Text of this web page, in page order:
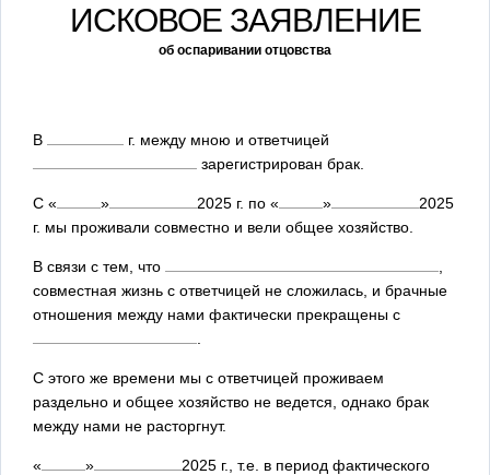
ИСКОВОЕ ЗАЯВЛЕНИЕ
об оспаривании отцовства
В
г. между мною и ответчицей
зарегистрирован брак.
С « » 2025 г. по « »
2025
г. мы проживали совместно и вели общее хозяйство.
В связи с тем, что
совместная жизнь с ответчицей не сложилась, и брачные
отношения между нами фактически прекращены с
С этого же времени мы с ответчицей проживаем
раздельно и общее хозяйство не ведется, однако брак
между нами не расторгнут.
« » 2025 г., т.е. в период фактического